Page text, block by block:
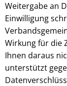
Weitergabe an
Einwilligung
Wirkung für die
Ihnen daraus
unterstützt